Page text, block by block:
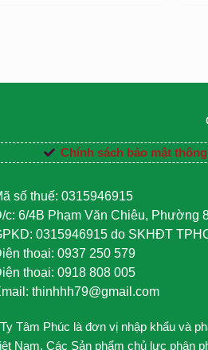
Chính sách bảo mật
số thuế: 0315946915
c: 6/4B Phạm Văn Chiêu, Phường
0315946915 do SKHĐT
thoại: 0937 250 579
thoại: 0918 808 005
thinhhh79@gmail.com
Tâm Phúc là đơn vị nhập khẩu và
Nam. Các Sản phẩm chủ lực phân